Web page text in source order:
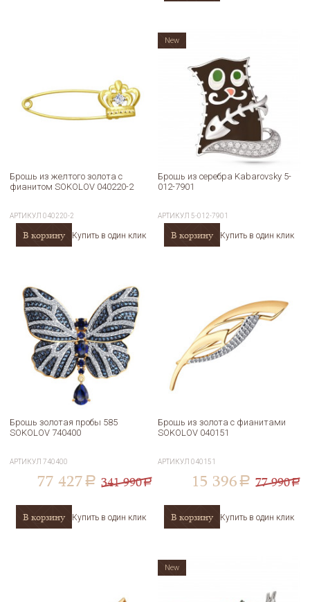
Брошь из желтого золота с
фианитом SOKOLOV 040220-2
АРТИКУЛ040220-2
В корзину Купить в один клик
Брошь из серебра Kabarovsky 5-
012-7901
АРТИКУЛ5-012-7901
В корзину Купить в один клик
New
Брошь золотая пробы 585
SOKOLOV 740400
АРТИКУЛ740400
77 427 a 341 990a
В корзину Купить в один клик
Брошь из золота с фианитами
SOKOLOV 040151
АРТИКУЛ040151
15 396 a 77 990a
В корзину Купить в один клик
New